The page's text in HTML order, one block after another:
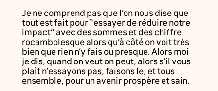
Je ne comprend pas que l’on nous dise que
tout est fait pour “essayer de réduire notre
impact” avec des sommes et des chiffre
rocambolesque alors qu’à côté on voit très
bien que rien n’y fais ou presque. Alors moi
je dis, quand on veut on peut, alors s’il vous
plaît n’essayons pas, faisons le, et tous
ensemble, pour un avenir prospère et sain.